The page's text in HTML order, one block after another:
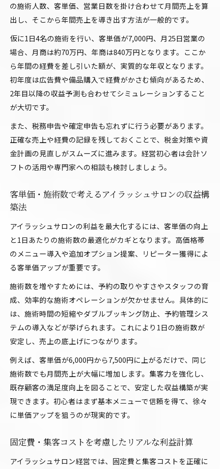
の施術人数、客単価、営業日数を掛け合わせて月間売上を算
出し、そこから年間売上を導き出す方法が一般的です。
仮に1日4名の施術を行い、客単価が7,000円、月25日営業の
場合、月商は約70万円、年商は840万円となります。ここか
ら年間の経費を差し引いた額が、実質的な年収となります。
初年度は広告費や備品購入で経費がかさむ傾向があるため、
2年目以降の収益予測も合わせてシミュレーションすること
が大切です。
また、税務申告や確定申告も忘れずに行う必要があります。
正確な売上や経費の記録を残しておくことで、税金対策や資
金計画の見直しがスムーズに進みます。経営初心者は会計ソ
フトの活用や専門家への相談も検討しましょう。
客単価・施術数で考えるアイラッシュサロンの収益構
築法
アイラッシュサロンの利益を最大化するには、客単価の向上
と1日あたりの施術数の最適化がカギとなります。高価格帯
のメニュー導入や追加オプション提案、リピーター獲得によ
る客単価アップが重要です。
施術数を増やすためには、予約の取りやすさやスタッフの育
成、効率的な施術オペレーションが欠かせません。具体的に
は、施術時間の短縮やダブルブッキング防止、予約管理シス
テムの導入などが挙げられます。これにより1日の施術数が
安定し、売上の底上げにつながります。
例えば、客単価が6,000円から7,500円に上がるだけで、同じ
施術数でも月間売上が大幅に増加します。集客力を強化し、
既存顧客の満足度向上を図ることで、安定した収益構築が実
現できます。初心者はまず基本メニューで信頼を得て、徐々
に単価アップを狙うのが現実的です。
固定費・集客コストを考慮したリアルな利益計算
アイラッシュサロン経営では、固定費と集客コストを正確に